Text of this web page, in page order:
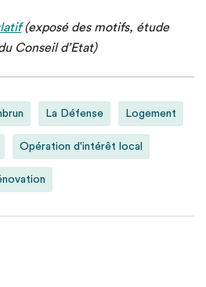
(exposé des motifs, étude
Conseil d’Etat)
La Défense Logement
Opération d'intérêt local